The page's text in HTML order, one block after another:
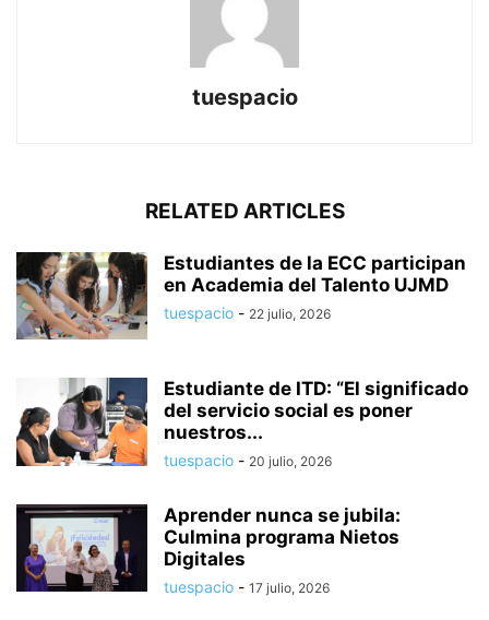
tuespacio
RELATED ARTICLES
Estudiantes de la ECC participan
en Academia del Talento UJMD
tuespacio - 22 julio, 2026
Estudiante de ITD: “El significado
del servicio social es poner
nuestros...
tuespacio - 20 julio, 2026
Aprender nunca se jubila:
Culmina programa Nietos
Digitales
tuespacio - 17 julio, 2026